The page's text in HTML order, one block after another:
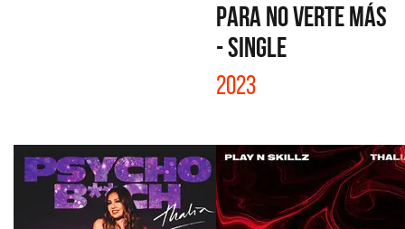
PARA NO VERTE MÁS
- SINGLE
2023